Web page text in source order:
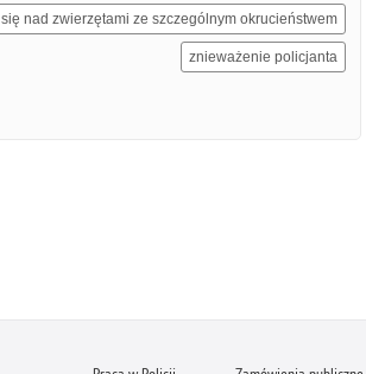
nad zwierzętami ze szczególnym okrucieństwem
znieważenie policjanta